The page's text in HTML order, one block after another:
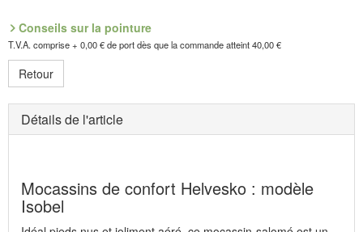
Conseils sur la pointure
T.V.A. comprise + 0,00 € de port dès que la commande atteint 40,00 €
Retour
Détails de l'article
Mocassins de confort Helvesko : modèle
Isobel